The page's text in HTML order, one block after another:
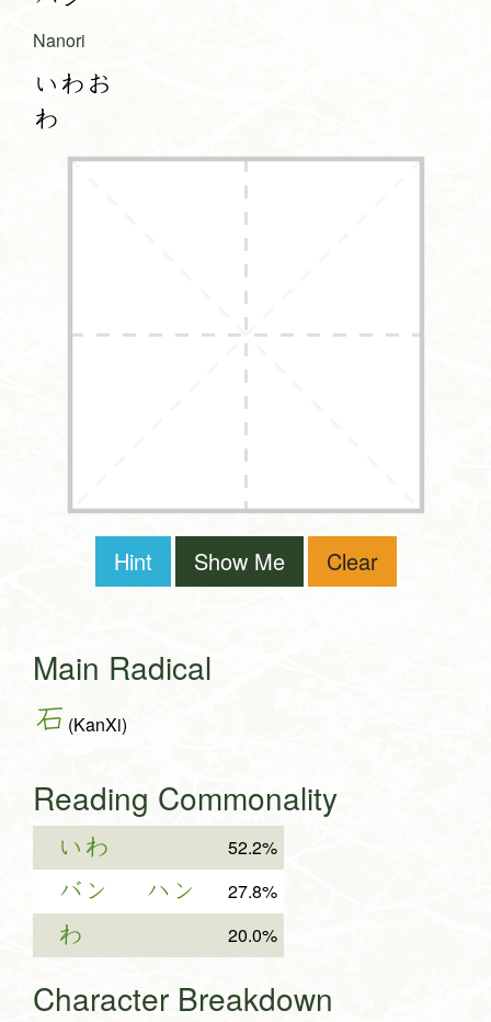
Nanori
いわお
わ
Hint Show Me Clear
Main Radical
石 (KanXi)
Reading Commonality
いわ 52.2%
バン ハン 27.8%
わ 20.0%
Character Breakdown